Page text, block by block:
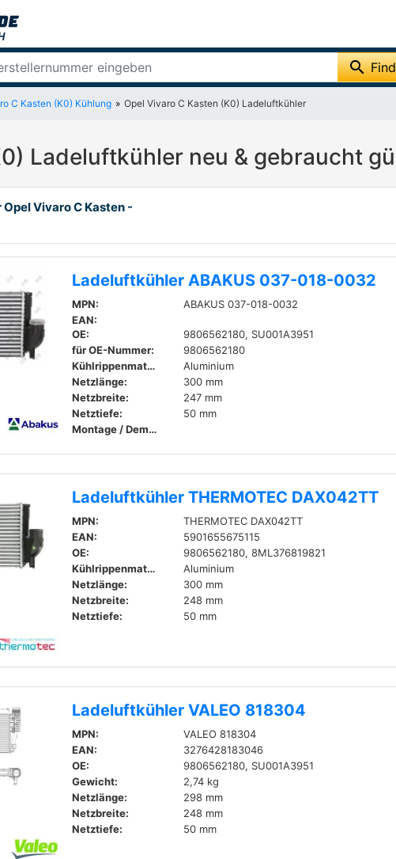
search
C Kasten (K0) Kühlung Opel Vivaro C Kasten (K0) Ladeluftkühler
Ladeluftkühler neu & gebraucht
Vivaro C Kasten -
Ladeluftkühler ABAKUS 037-018-0032
MPN:
ABAKUS 037-018-0032
EAN:
OE:
9806562180, SU001A3951
für OE-Nummer:
9806562180
Kühlrippenmaterial:
Aluminium
Netzlänge:
300 mm
Netzbreite:
247 mm
Netztiefe:
50 mm
Montage / Demontage durch Fachpersonal erforderlich!
Ladeluftkühler THERMOTEC DAX042TT
MPN:
THERMOTEC DAX042TT
EAN:
5901655675115
OE:
9806562180, 8ML376819821
Kühlrippenmaterial:
Aluminium
Netzlänge:
300 mm
Netzbreite:
248 mm
Netztiefe:
50 mm
Ladeluftkühler VALEO 818304
MPN:
VALEO 818304
EAN:
3276428183046
OE:
9806562180, SU001A3951
Gewicht:
2,74 kg
Netzlänge:
298 mm
Netzbreite:
248 mm
Netztiefe:
50 mm